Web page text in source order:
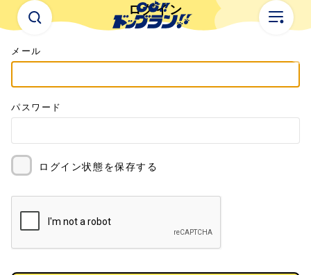
ログイン
メール
パスワード
ログイン状態を保存する